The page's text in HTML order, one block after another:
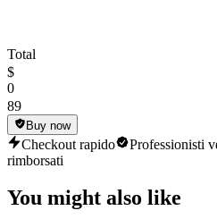
Total
$
0
89
Buy now
Checkout rapido Professionisti
rimborsati
You might also like